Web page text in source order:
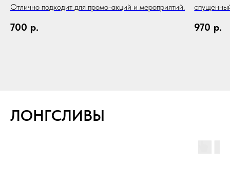
Отлично подходит для промо-акций и мероприятий.
700 р. 970 р.
ЛОНГСЛИВЫ